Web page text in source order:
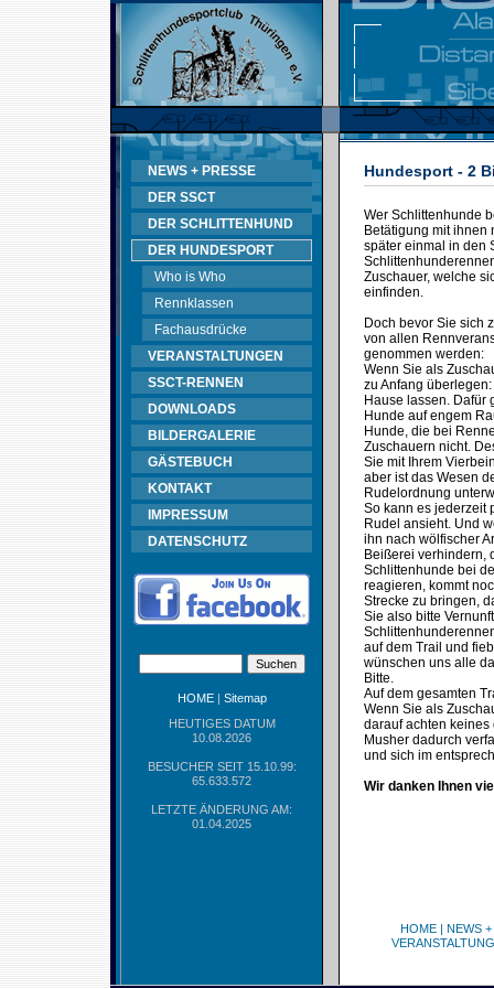
NEWS + PRESSE
DER SSCT
DER SCHLITTENHUND
DER HUNDESPORT
Who is Who
Rennklassen
Fachausdrücke
VERANSTALTUNGEN
SSCT-RENNEN
DOWNLOADS
BILDERGALERIE
GÄSTEBUCH
KONTAKT
IMPRESSUM
DATENSCHUTZ
HOME| Sitemap
HEUTIGES DATUM
10.08.2026
BESUCHER SEIT 15.10.99:
65.633.572
LETZTE ÄNDERUNG AM:
01.04.2025
Hundesport - 2
Wer Schlittenhunde
Betätigung mit ihnen
später einmal in den
Zuschauer, welche
einfinden.
Doch bevor Sie sich
von allen
genommen werden:
Wenn Sie als
zu Anfang
Hause lassen. Dafür
Hunde auf engem
Hunde, die bei
Zuschauern nicht.
Sie mit Ihrem
aber ist das Wesen
Rudelordnung
So kann es jederzeit
Rudel ansieht. Und
ihn nach wölfischer
Beißerei verhindern,
Schlittenhunde bei
reagieren, kommt
Strecke zu bringen,
Sie also bitte
auf dem Trail und
wünschen uns alle
Bitte.
Auf dem gesamten
Wenn Sie als
darauf achten
Musher dadurch
und sich im
Wir danken Ihnen
HOME| NEWS